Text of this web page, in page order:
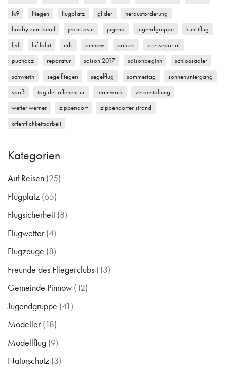
fk9
fliegen flugplatz glider
herausforderung
hobby zum beruf
jeans astir jugend jugendgruppe
kunstflug
ljvf
luftfahrt ndr pinnow polizei
presseportal
puchacz
reparatur saison 2017 saisonbeginn
schlossadler
schwerin
segelfliegen segelflug sommertag
sonnenuntergang
spaß
tag der offenen tür teamwork
veranstaltung
wetter werner
zippendorf
zippendorfer strand
öffentlichkeitsarbeit
Kategorien
Auf Reisen (25)
Flugplatz (65)
Flugsicherheit (8)
Flugwetter(4)
Flugzeuge (8)
Freunde des Fliegerclubs (13)
Gemeinde Pinnow (12)
Jugendgruppe (41)
Modeller(18)
Modellflug (9)
Naturschutz (3)